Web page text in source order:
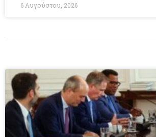
6 Αυγούστου, 2026